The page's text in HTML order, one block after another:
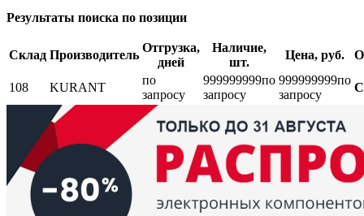
Результаты поиска по позиции
Склад Производитель
Отгрузка,
дней
Наличие,
шт.
Цена, руб.
108 KURANT
по
запросу
999999999по
запросу
999999999по
запросу